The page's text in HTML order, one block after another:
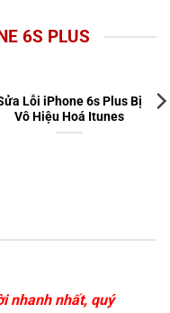
6S PLUS
Lỗi iPhone 6s Plus Bị
Vô Hiệu Hoá Itunes
nhanh nhất, quý